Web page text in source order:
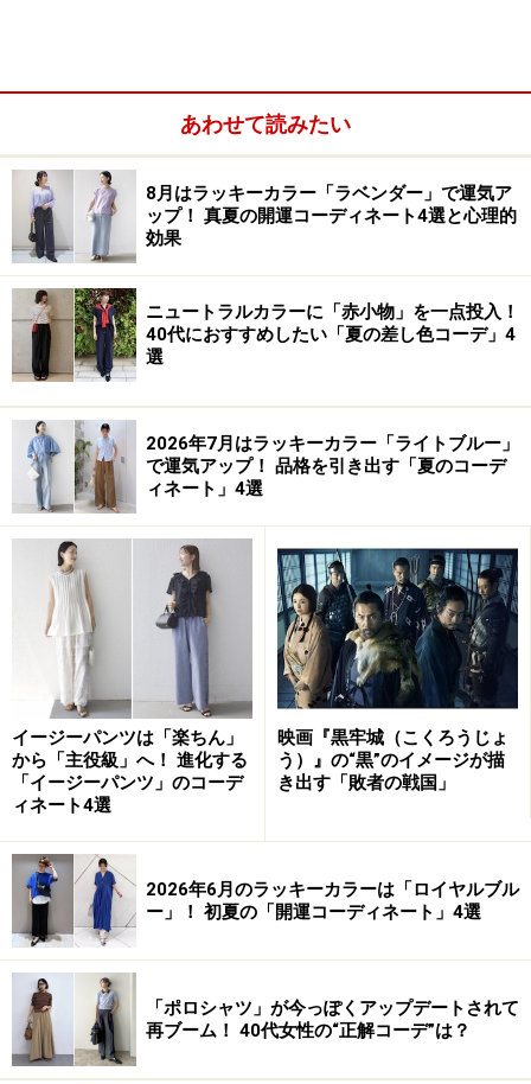
記事「2014年の色「ラディアント・オーキッド」を先取
」で解説したように、ラディアント・オーキッドと
は、蘭の花の色にちなんだ色名で、ナデシコの花のピン
クとアヤメの花の赤紫の中間くらいの明るい赤紫です。
カラープリンターのインクに、マゼンタという色があり
ますが、そのマゼンタを明るくした上品なパープリッシ
ュピンクです。ややクールで大人っぽい雰囲気があり、
エレガント、フェミニン、シックといった女性的なイメ
■秋冬シーズンは、色相もトーンもさまざま
さて、秋冬シーズンのレポートには、“COLOR THAT
TRANSCENDS TIME AND PLACE（時間と場所を超越す
る色）”というキャッチコピーがつけられています。新し
いトレンドには、過去のトレンドの要素が見受けられる
ものですが、今シーズンのパレットには、実にさまざま
な要素が散りばめられてります。
色相は、赤紫3色、赤1色、黄1色、緑1色、青2色、ニュ
ートラルカラー2色という構成になっています。暖色系
わせた ブルー・オン・ブルーのコーディネート
す。
トーン（色調）は、鮮やかだけど深みのあるジュエルト
ーン（ロイヤルブルー、オーロラレッド、サングリ
ア）、鮮やかで明るいブライトトーン（ラディアントオ
ーキッド、ブライトコバルト）、霧のベールをまとった
あわせて読みたい
8月はラッキーカラー「ラベンダー」で運気ア
ップ！ 真夏の開運コーディネート4選と心理的
効果
ニュートラルカラーに「赤小物」を一点投入！
40代におすすめしたい「夏の差し色コーデ」4
選
2026年7月はラッキーカラー「ライトブルー」
で運気アップ！ 品格を引き出す「夏のコーデ
ィネート」4選
イージーパンツは「楽ちん」
から「主役級」へ！ 進化する
「イージーパンツ」のコーデ
ィネート4選
映画『黒牢城（こくろうじょ
う）』の“黒”のイメージが描
き出す「敗者の戦国」
2026年6月のラッキーカラーは「ロイヤルブル
ー」！ 初夏の「開運コーディネート」4選
「ポロシャツ」が今っぽくアップデートされて
再ブーム！ 40代女性の“正解コーデ”は？